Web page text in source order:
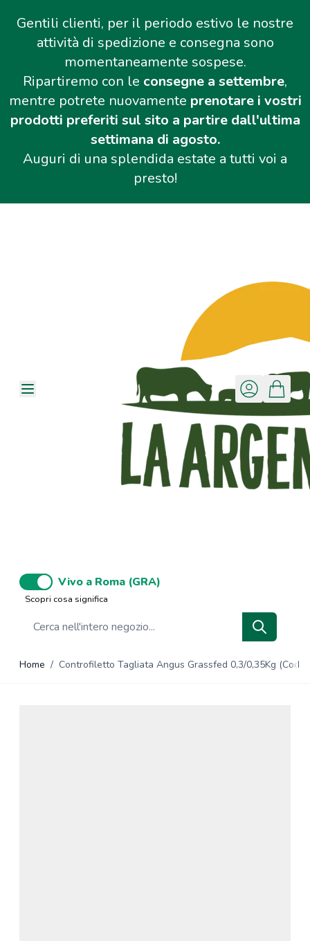
Gentili clienti, per il periodo estivo le nostre
attività di spedizione e consegna sono
momentaneamente sospese.
Ripartiremo con le consegne a settembre,
mentre potrete nuovamente prenotare i vostri
prodotti preferiti sul sito a partire dall'ultima
settimana di agosto.
Auguri di una splendida estate a tutti voi a
presto!
Vivo a Roma (GRA)
Scopri cosa significa
Search
Home / Controfiletto Tagliata Angus Grassfed 0,3/0,35Kg